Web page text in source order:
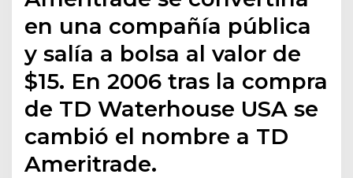
en una compañía pública
y salía a bolsa al valor de
$15. En 2006 tras la compra
de TD Waterhouse USA se
cambió el nombre a TD
Ameritrade.